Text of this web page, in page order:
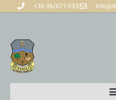
+36 96/671-033